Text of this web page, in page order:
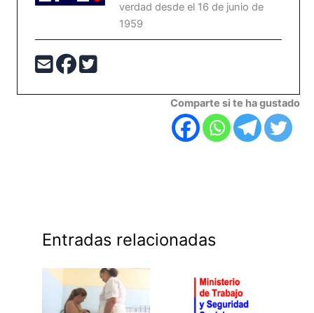
verdad desde el 16 de junio de
1959
Comparte si te ha gustado
Entradas relacionadas